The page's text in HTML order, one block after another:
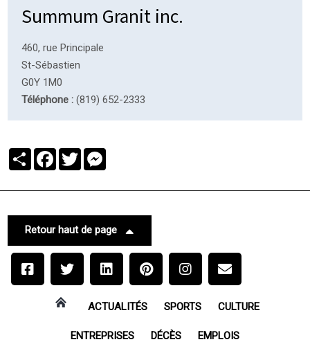
Summum Granit inc.
460, rue Principale
St-Sébastien
G0Y 1M0
Téléphone : (819) 652-2333
PartagerFacebook
Twitter
Retour haut de page
ACTUALITÉS SPORTS CULTURE
ENTREPRISES DÉCÈS EMPLOIS